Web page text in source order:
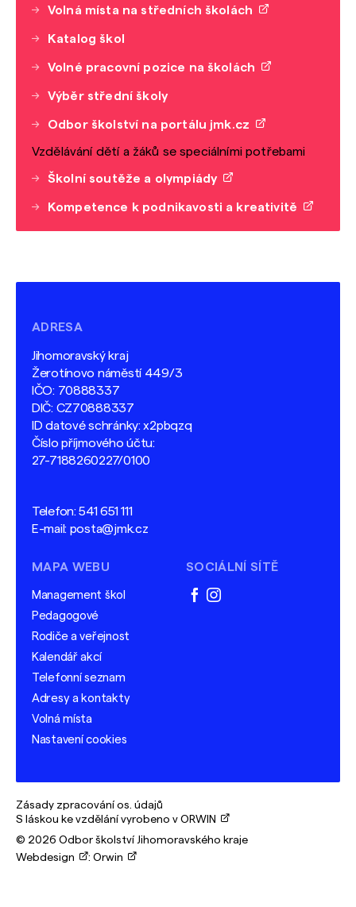
Volná místa na středních školách
Katalog škol
Volné pracovní pozice na školách
Výběr střední školy
Odbor školství na portálu jmk.cz
Vzdělávání dětí a žáků se speciálními potřebami
Školní soutěže a olympiády
Kompetence k podnikavosti a kreativitě
ADRESA
Jihomoravský kraj
Žerotínovo náměstí 449/3
IČO: 70888337
DIČ: CZ70888337
ID datové schránky: x2pbqzq
Číslo příjmového účtu:
27-7188260227/0100
Telefon:541 651 111
E-mail: posta@jmk.cz
MAPA WEBU
Management škol
Pedagogové
Rodiče a veřejnost
Kalendář akcí
Telefonní seznam
Adresy a kontakty
Volná místa
Nastavení cookies
SOCIÁLNÍ SÍTĚ
facebook
instagram
Zásady zpracování os. údajů
S láskou ke vzdělání vyrobeno v ORWIN
© 2026 Odbor školství Jihomoravského kraje
Webdesign
: Orwin